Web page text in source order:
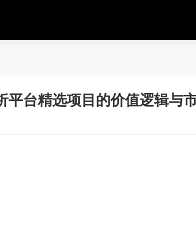
台精选项目的价值逻辑与